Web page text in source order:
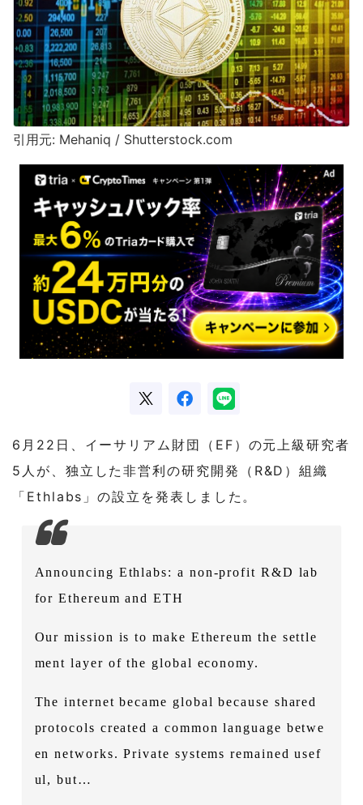
引用元: Mehaniq / Shutterstock.com
6月22日、イーサリアム財団（EF）の元上級研究者
5人が、独立した非営利の研究開発（R&D）組織
「Ethlabs」の設立を発表しました。
Announcing Ethlabs: a non-profit R&D lab
for Ethereum and ETH
Our mission is to make Ethereum the settle
ment layer of the global economy.
The internet became global because shared
protocols created a common language betwe
en networks. Private systems remained usef
ul, but…